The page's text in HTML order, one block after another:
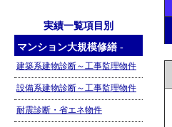
実績一覧項目別
マンション大規模修繕 -
建築系建物診断～工事監理物件
設備系建物診断～工事監理物件
耐震診断・省エネ物件